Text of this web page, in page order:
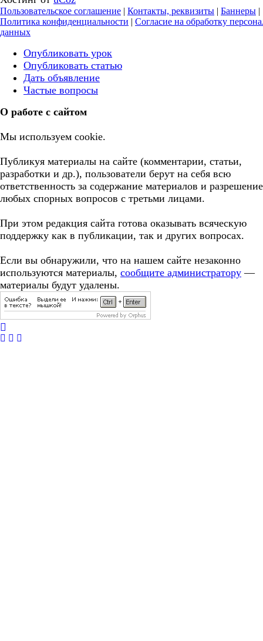
Пользовательское соглашение | Контакты, реквизиты | Баннеры |
Политика конфиденциальности | Согласие на обработку
данных
Опубликовать урок
Опубликовать статью
Дать объявление
Частые вопросы
О работе с сайтом
Мы используем cookie.
Публикуя материалы на сайте (комментарии, статьи,
разработки и др.), пользователи берут на себя всю
ответственность за содержание материалов и разрешение
любых спорных вопросов с третьми лицами.
При этом редакция сайта готова оказывать всяческую
поддержку как в публикации, так и других вопросах.
Если вы обнаружили, что на нашем сайте незаконно
используются материалы, сообщите администратору —
материалы будут удалены.